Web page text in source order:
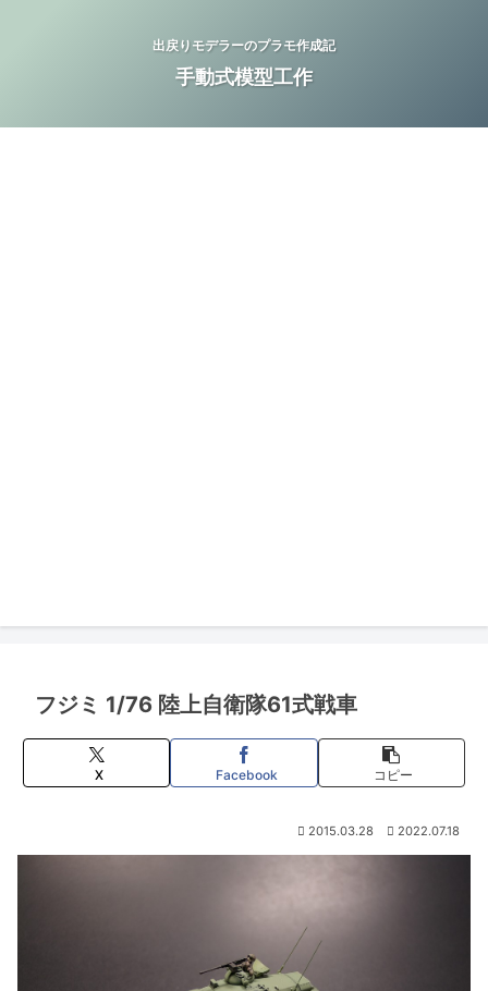
出戻りモデラーのプラモ作成記
手動式模型工作
フジミ 1/76 陸上自衛隊61式戦車
X Facebook コピー
2015.03.28 2022.07.18